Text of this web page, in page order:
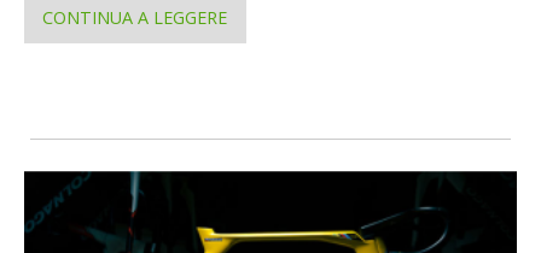
CONTINUA A LEGGERE